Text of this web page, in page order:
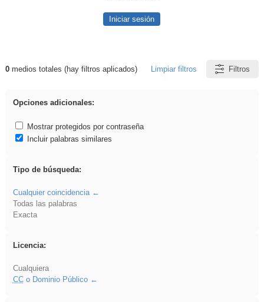
Iniciar sesión
Resultados de: plancha
0medios totales (hay filtros aplicados) Limpiar filtros Filtros
Opciones adicionales:
Mostrar protegidos por contraseña
Incluir palabras similares
Tipo de búsqueda:
Cualquier coincidencia
Todas las palabras
Exacta
Licencia:
Cualquiera
CCo Dominio Público